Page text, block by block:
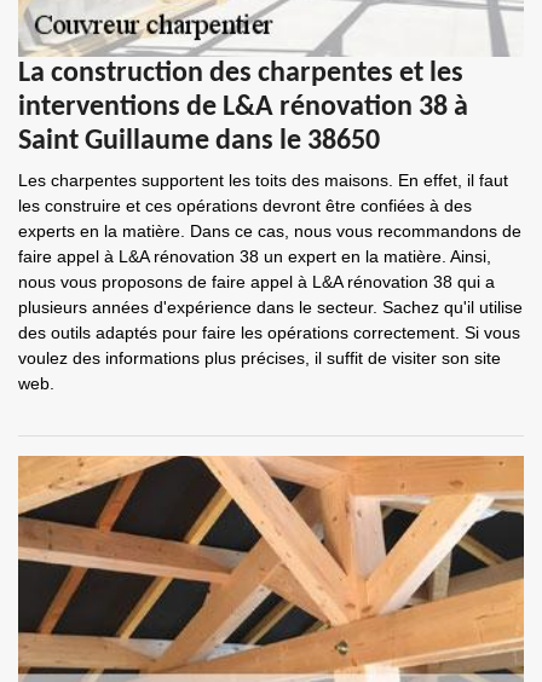
La construction des charpentes et les
interventions de L&A rénovation 38 à
Saint Guillaume dans le 38650
Les charpentes supportent les toits des maisons. En effet, il faut
les construire et ces opérations devront être confiées à des
experts en la matière. Dans ce cas, nous vous recommandons de
faire appel à L&A rénovation 38 un expert en la matière. Ainsi,
nous vous proposons de faire appel à L&A rénovation 38 qui a
plusieurs années d'expérience dans le secteur. Sachez qu'il utilise
des outils adaptés pour faire les opérations correctement. Si vous
voulez des informations plus précises, il suffit de visiter son site
web.